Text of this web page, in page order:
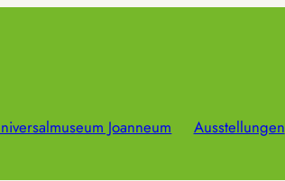
Joanneum Ausstellungen